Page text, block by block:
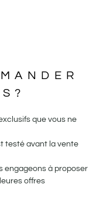
que vous ne
testé avant la vente
engageons à proposer
offres